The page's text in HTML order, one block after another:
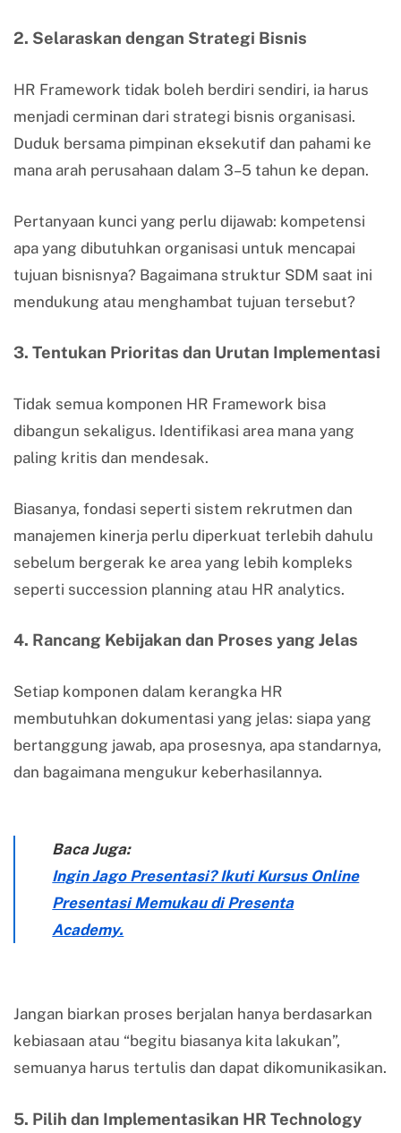
2. Selaraskan dengan Strategi Bisnis
HR Framework tidak boleh berdiri sendiri, ia harus
menjadi cerminan dari strategi bisnis organisasi.
Duduk bersama pimpinan eksekutif dan pahami ke
mana arah perusahaan dalam 3–5 tahun ke depan.
Pertanyaan kunci yang perlu dijawab: kompetensi
apa yang dibutuhkan organisasi untuk mencapai
tujuan bisnisnya? Bagaimana struktur SDM saat ini
mendukung atau menghambat tujuan tersebut?
3. Tentukan Prioritas dan Urutan Implementasi
Tidak semua komponen HR Framework bisa
dibangun sekaligus. Identifikasi area mana yang
paling kritis dan mendesak.
Biasanya, fondasi seperti sistem rekrutmen dan
manajemen kinerja perlu diperkuat terlebih dahulu
sebelum bergerak ke area yang lebih kompleks
seperti succession planning atau HR analytics.
4. Rancang Kebijakan dan Proses yang Jelas
Setiap komponen dalam kerangka HR
membutuhkan dokumentasi yang jelas: siapa yang
bertanggung jawab, apa prosesnya, apa standarnya,
dan bagaimana mengukur keberhasilannya.
Baca Juga:
Ingin Jago Presentasi? Ikuti Kursus Online
Presentasi Memukau di Presenta
Academy.
Jangan biarkan proses berjalan hanya berdasarkan
kebiasaan atau “begitu biasanya kita lakukan”,
semuanya harus tertulis dan dapat dikomunikasikan.
5. Pilih dan Implementasikan HR Technology